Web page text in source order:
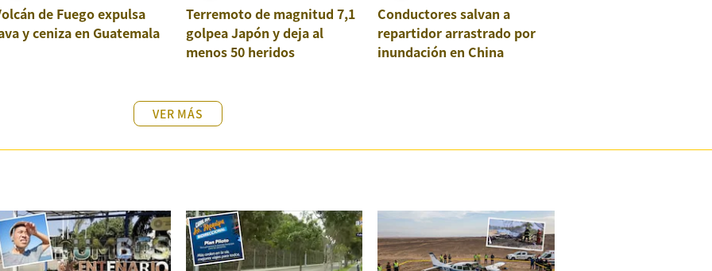
de Fuego expulsa
y ceniza en Guatemala
Terremoto de magnitud 7,1
golpea Japón y deja al
menos 50 heridos
Conductores salvan a
repartidor arrastrado por
inundación en China
VER MÁS